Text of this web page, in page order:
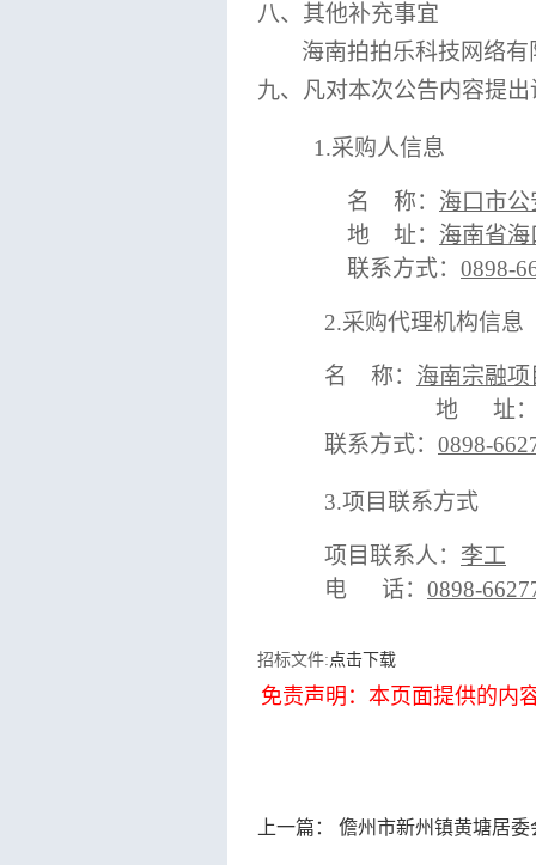
八、其他补充事宜
海南拍拍乐科技网络
九、凡对本次公告内容提
1.采购人信息
名 称： 海口市
地
址： 海南省
联系方式： 0898-
2.采购代理机构信息
名 称： 海南宗融
地
址
联系方式： 0898-
3.项目 联系方式
项目联系人： 李工
电
话： 0898-
招标文件:点击下载
免责声明：本页面提供的内
上一篇： 儋州市新州镇黄塘居委会